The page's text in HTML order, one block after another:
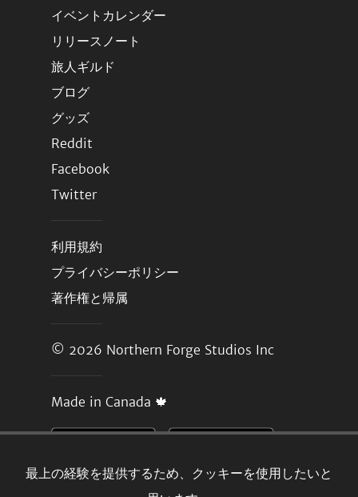
最上の経験を提供するため、クッキーを使用したいと
イベントカレンダー
リリースノート
旅人ギルド
ブログ
グッズ
Reddit
Facebook
Twitter
利用規約
プライバシーポリシー
著作権と帰属
© 2026 Northern Forge Studios Inc
Made in Canada 🍁